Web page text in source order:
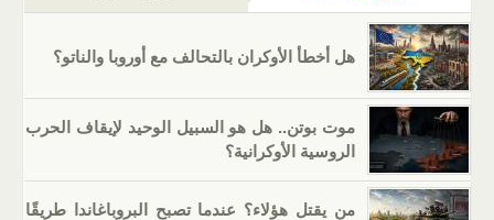
هل أخطأ الأوكران بالتحالف مع أوروبا والناتو؟
موت بوتن.. هل هو السبيل الوحيد لإيقاف الحرب
الروسية الأوكرانية؟
من يقتل هؤلاء؟ عندما تصبح البروباغاندا طريقًا